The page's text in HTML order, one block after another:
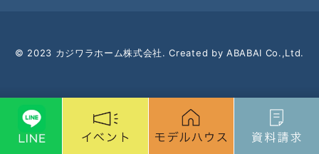
2022年3月
2022年1月
2021年12月
© 2023 カジワラホーム株式会社. Created by ABABAI Co.,Ltd.